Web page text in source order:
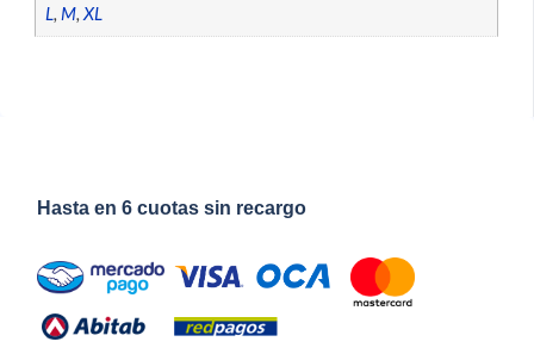
L, M, XL
Hasta en 6 cuotas sin recargo